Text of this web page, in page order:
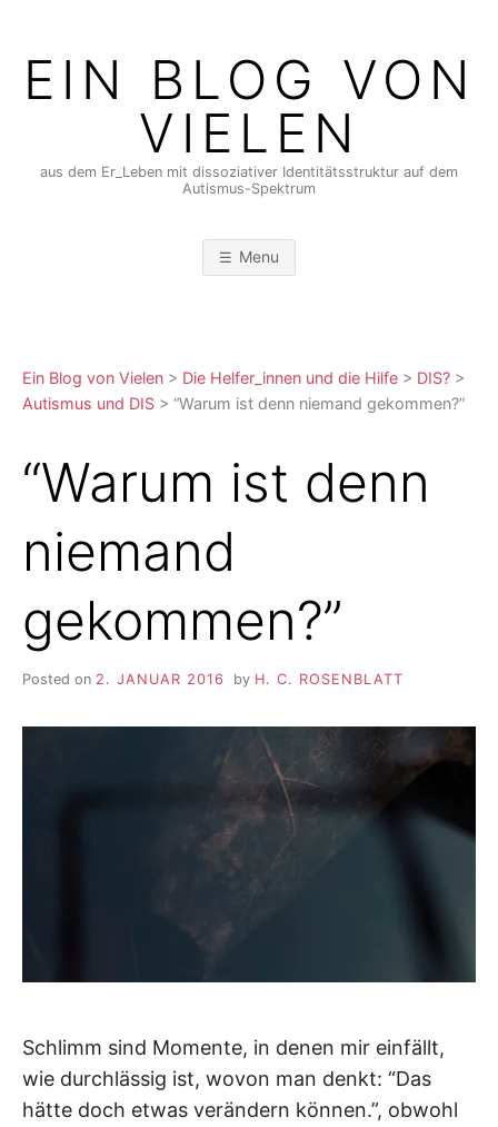
contentEIN BLOG VON
VIELEN
aus dem Er_Leben mit dissoziativer Identitätsstruktur auf dem
Autismus-Spektrum
Menu
Ein Blog von Vielen > Die Helfer_innen und die Hilfe > DIS? >
Autismus und DIS > “Warum ist denn niemand gekommen?”
“Warum ist denn
niemand
gekommen?”
Posted on 2. JANUAR 2016 by H. C. ROSENBLATT
Schlimm sind Momente, in denen mir einfällt,
wie durchlässig ist, wovon man denkt: “Das
hätte doch etwas verändern können.”, obwohl